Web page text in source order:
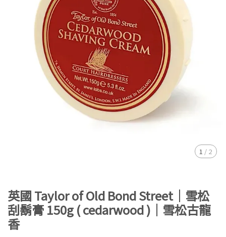
1 / 2
英國 Taylor of Old Bond Street｜雪松
刮鬍膏 150g ( cedarwood )｜雪松古龍
香